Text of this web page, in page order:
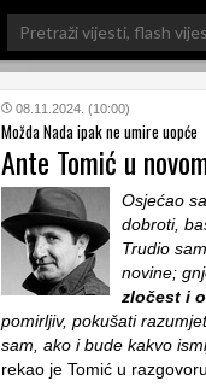
Search
for:
08.11.2024. (10:00)
Možda Nada ipak ne umire uopće
Ante Tomić u
Osjećao
dobroti,
Trudio
novine;
zločest i
pomirljiv, pokušati
sam, ako i bude kakvo
rekao je Tomić u